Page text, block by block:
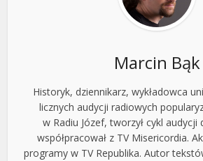
Marcin Bąk
Historyk, dziennikarz, wykładowca
licznych audycji radiowych
w Radiu Józef, tworzył cykl audycji
współpracował z TV Misericordia.
programy w TV Republika. Autor